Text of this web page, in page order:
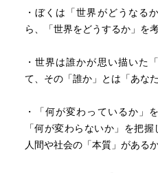
・ぼくは「世界がどうなる
ら、「世界をどうするか」を考
・世界は誰かが思い描いた
て、その「誰か」とは「あな
・「何が変わっているか」
「何が変わらないか」を把
人間や社会の「本質」があるか